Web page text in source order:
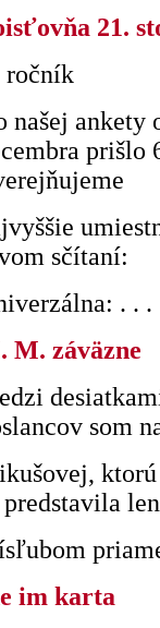
21.
ročník
našej ankety
prišlo
sčítaní:
. . .
M. záväzne
som
predstavila
im karta